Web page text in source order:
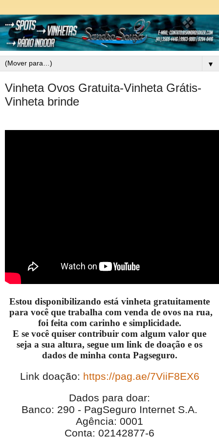
▼
Vinheta Ovos Gratuita-Vinheta Grátis-
Vinheta brinde
Estou disponibilizando está vinheta gratuitamente
para você que trabalha com venda de ovos na rua,
foi feita com carinho e simplicidade.
E se você quiser contribuir com algum valor que
seja a sua altura, segue um link de doação e os
dados de minha conta Pagseguro.
Link doação: https://pag.ae/7ViiF8EX6
Dados para doar:
Banco: 290 - PagSeguro Internet S.A.
Agência: 0001
Conta: 02142877-6